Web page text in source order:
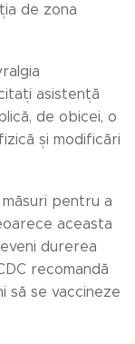
de zona
asistență
de obicei, o
și modificări
pentru a
aceasta
durerea
recomandă
să se vaccineze